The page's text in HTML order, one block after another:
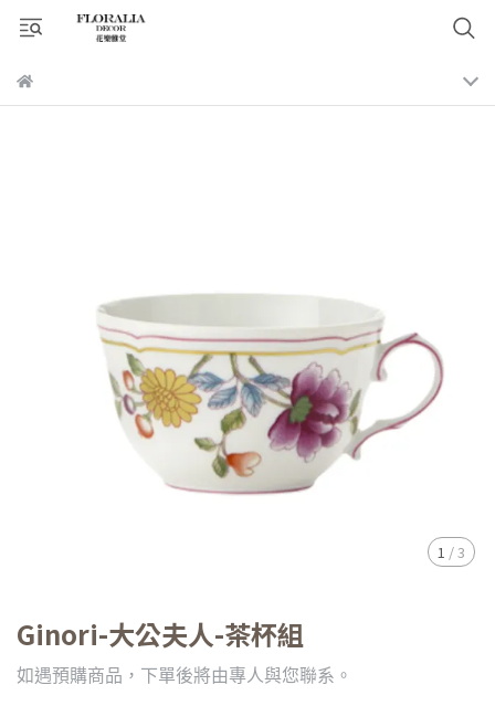
1 /3
Ginori-大公夫人-茶杯組
如遇預購商品，下單後將由專人與您聯系。